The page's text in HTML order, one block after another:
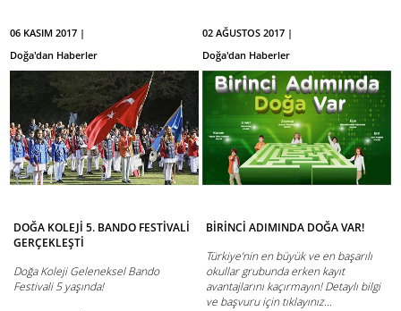
06 KASIM 2017 |
Doğa'dan Haberler
DOĞA KOLEJİ 5. BANDO FESTİVALİ
GERÇEKLEŞTİ
Doğa Koleji Geleneksel Bando
Festivali 5 yaşında!
02 AĞUSTOS 2017 |
Doğa'dan Haberler
BİRİNCİ ADIMINDA DOĞA VAR!
Türkiye’nin en büyük ve en başarılı
okullar grubunda erken kayıt
avantajlarını kaçırmayın! Detaylı bilgi
ve başvuru için tıklayınız...